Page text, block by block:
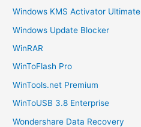
Windows KMS Activator Ultimate
Windows Update Blocker
WinRAR
WinToFlash Pro
WinTools.net Premium
WinToUSB 3.8 Enterprise
Wondershare Data Recovery